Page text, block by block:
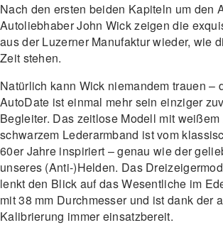
Nach den ersten beiden Kapiteln um den
Autoliebhaber John Wick zeigen die
aus der Luzerner Manufaktur wieder, wie
Zeit stehen.
Natürlich kann Wick niemandem trauen –
AutoDate ist einmal mehr sein einziger
Begleiter. Das zeitlose Modell mit
schwarzem Lederarmband ist vom
60er Jahre inspiriert – genau wie der
unseres (Anti-)Helden. Das
lenkt den Blick auf das Wesentliche im
mit 38 mm Durchmesser und ist dank der
Kalibrierung immer einsatzbereit.